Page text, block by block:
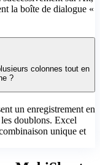
la boîte de dialogue «
colonnes tout en
?
un enregistrement en
doublons. Excel
unique et